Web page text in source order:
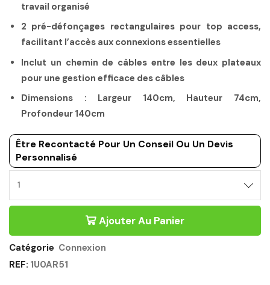
travail organisé
2 pré-défonçages rectangulaires pour top access,
facilitant l’accès aux connexions essentielles
Inclut un chemin de câbles entre les deux plateaux
pour une gestion efficace des câbles
Dimensions : Largeur 140cm, Hauteur 74cm,
Profondeur 140cm
Être Recontacté Pour Un Conseil Ou Un Devis
Personnalisé
BENCH
140CM
Ajouter Au Panier
Catégorie Connexion
REF: 1U0AR51